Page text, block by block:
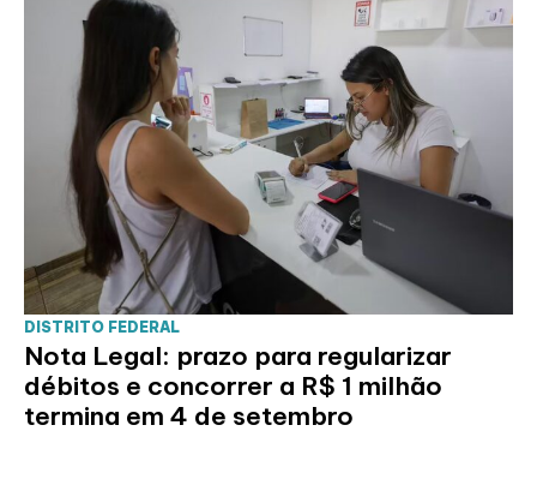
DISTRITO FEDERAL
Nota Legal: prazo para regularizar
débitos e concorrer a R$ 1 milhão
termina em 4 de setembro